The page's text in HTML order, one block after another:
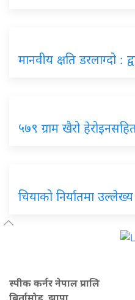
मानवीय क्षति डरलाग्दो :
५७९ ग्राम खैरो
चियाको निर्यातमा उल्लेख्य
स्पीक कर्नर नेपाल प्रालि
बिर्तामोड, झापा